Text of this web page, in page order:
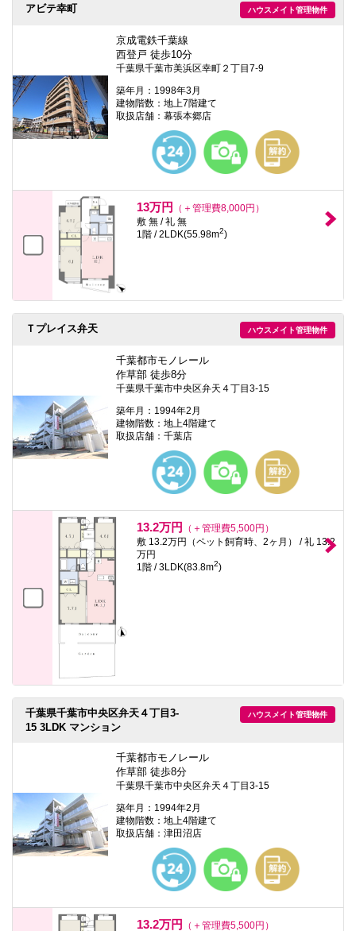
ハウスメイト管理物件
アビテ幸町
京成電鉄千葉線
西登戸 徒歩10分
千葉県千葉市美浜区幸町２丁目7-9
築年月：1998年3月
建物階数：地上7階建て
取扱店舗：幕張本郷店
13万円
（＋管理費8,000円）
敷 無 / 礼 無
1階 / 2LDK(55.98m2)
ハウスメイト管理物件
Ｔプレイス弁天
千葉都市モノレール
作草部 徒歩8分
千葉県千葉市中央区弁天４丁目3-15
築年月：1994年2月
建物階数：地上4階建て
取扱店舗：千葉店
13.2万円
（＋管理費5,500円）
敷 13.2万円（ペット飼育時、2ヶ月） / 礼 13.2
万円
1階 / 3LDK(83.8m2)
ハウスメイト管理物件
千葉県千葉市中央区弁天４丁目3-
15 3LDK マンション
千葉都市モノレール
作草部 徒歩8分
千葉県千葉市中央区弁天４丁目3-15
築年月：1994年2月
建物階数：地上4階建て
取扱店舗：津田沼店
13.2万円
（＋管理費5,500円）